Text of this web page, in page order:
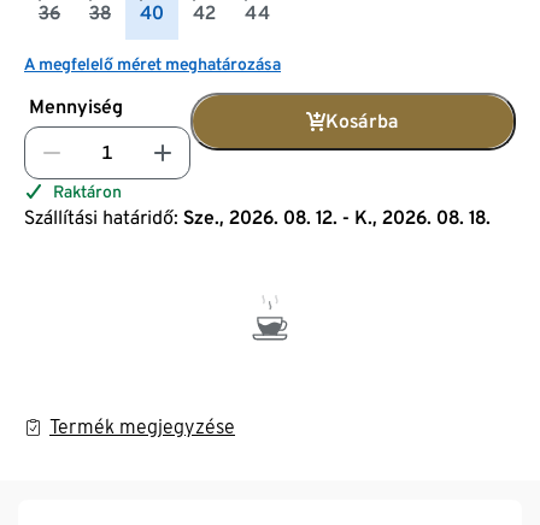
36 38 40 42 44
A megfelelő méret meghatározása
Mennyiség
Kosárba
Raktáron
Szállítási határidő: Sze., 2026. 08. 12. - K., 2026. 08. 18.
Termék megjegyzése